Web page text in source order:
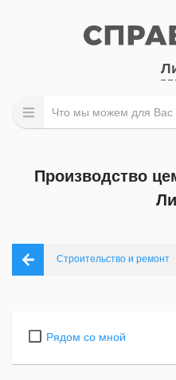
Производство
Строительство и ремонт
Рядом со мной